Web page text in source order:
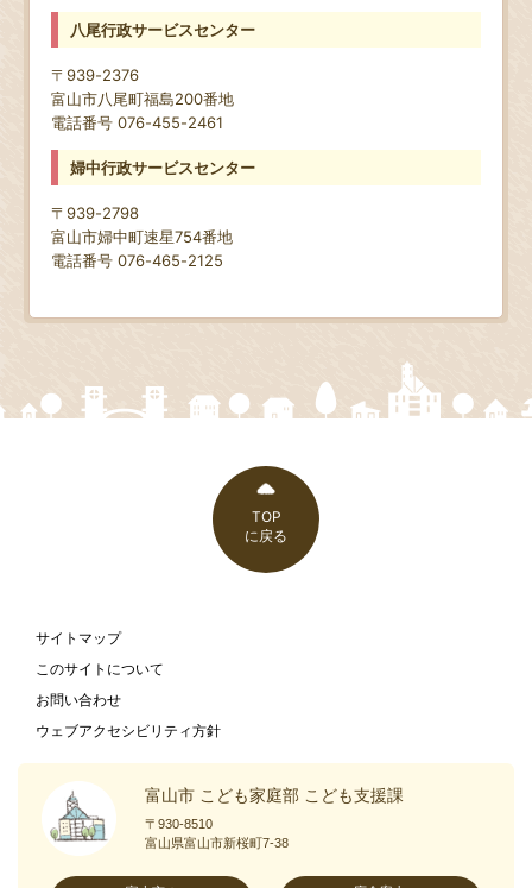
八尾行政サービスセンター
〒939-2376
富山市八尾町福島200番地
電話番号 076-455-2461
婦中行政サービスセンター
〒939-2798
富山市婦中町速星754番地
電話番号 076-465-2125
TOP
に戻る
サイトマップ
このサイトについて
お問い合わせ
ウェブアクセシビリティ方針
富山市 こども家庭部 こども支援課
〒930-8510
富山県富山市新桜町7-38